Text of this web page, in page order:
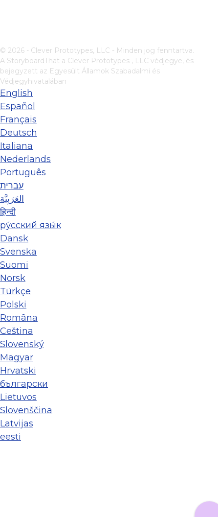
© 2026 - Clever Prototypes, LLC - Minden jog fenntartva.
A StoryboardThat a Clever Prototypes , LLC védjegye, és
bejegyzett az Egyesült Államok Szabadalmi és
Védjegyhivatalában
English
Español
Français
Deutsch
Italiana
Nederlands
Português
עברית
العَرَبِيَّة
हिन्दी
ру́сский язы́к
Dansk
Svenska
Suomi
Norsk
Türkçe
Polski
Româna
Ceština
Slovenský
Magyar
Hrvatski
български
Lietuvos
Slovenščina
Latvijas
eesti